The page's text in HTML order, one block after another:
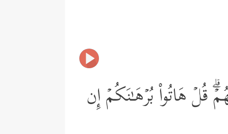
قُلۡ هَاتُواْ بُرۡهَـٰنَكُمۡ إِن